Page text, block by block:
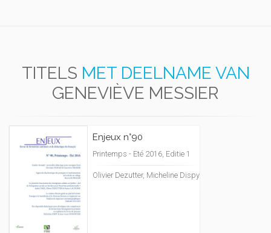
TITELS MET DEELNAME VAN
GENEVIÈVE MESSIER
Enjeux n°90
Printemps - Eté 2016, Editie 1
Olivier Dezutter, Micheline Dispy